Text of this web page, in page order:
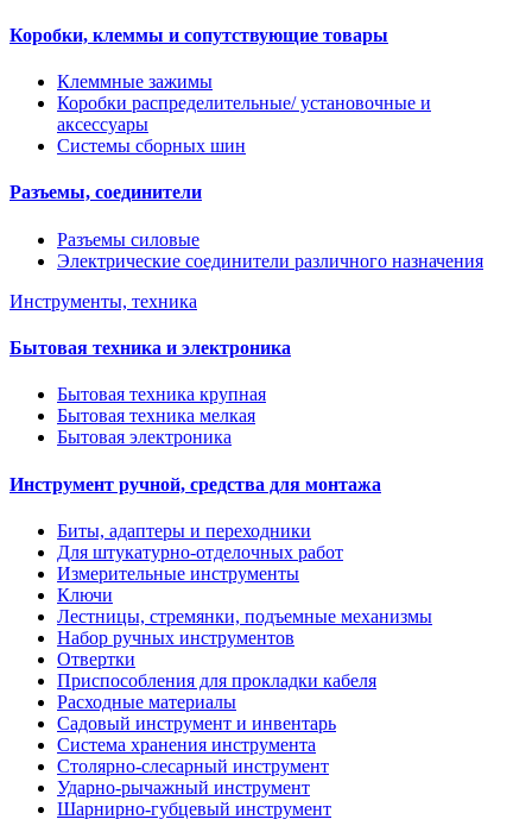
Коробки, клеммы и сопутствующие товары
Клеммные зажимы
Коробки распределительные/ установочные и
аксессуары
Системы сборных шин
Разъемы, соединители
Разъемы силовые
Электрические соединители различного назначения
Инструменты, техника
Бытовая техника и электроника
Бытовая техника крупная
Бытовая техника мелкая
Бытовая электроника
Инструмент ручной, средства для монтажа
Биты, адаптеры и переходники
Для штукатурно-отделочных работ
Измерительные инструменты
Ключи
Лестницы, стремянки, подъемные механизмы
Набор ручных инструментов
Отвертки
Приспособления для прокладки кабеля
Расходные материалы
Садовый инструмент и инвентарь
Система хранения инструмента
Столярно-слесарный инструмент
Ударно-рычажный инструмент
Шарнирно-губцевый инструмент